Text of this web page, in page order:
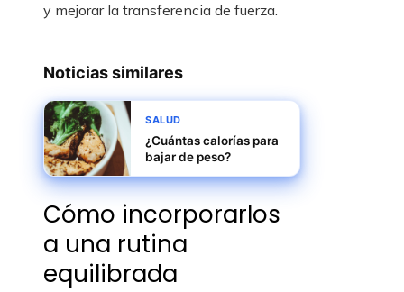
y mejorar la transferencia de fuerza.
Noticias similares
SALUD
¿Cuántas calorías para
bajar de peso?
Cómo incorporarlos
a una rutina
equilibrada